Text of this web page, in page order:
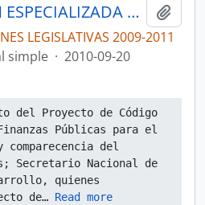
ACTAS COMISIÓN ESPECIALIZADA PERMANENTE DEL RÉGIMEN ECONÓMICO Y TRIBUTARIO Y SU REGULACIÓN Y CONTROL
LEGISLATIVAS 2009-2011
simple · 2010-09-20
del Proyecto de Código
Públicas para el
del
Secretario Nacional de
quienes
de… Read more